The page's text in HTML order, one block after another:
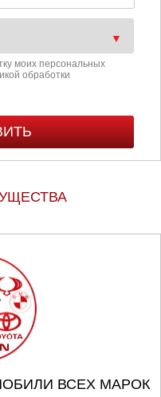
моих персональных
обработки
ВСЕХ МАРОК